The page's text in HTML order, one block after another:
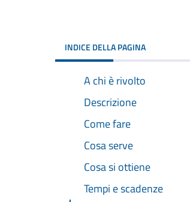
INDICE DELLA PAGINA
A chi è rivolto
Descrizione
Come fare
Cosa serve
Cosa si ottiene
Tempi e scadenze